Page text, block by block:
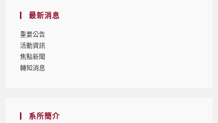
最新消息
重要公告
活動資訊
焦點新聞
轉知消息
系所簡介